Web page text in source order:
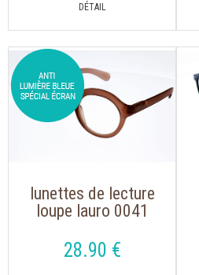
lunettes de lecture
loupe lauro 0041
ronde
28.90 €